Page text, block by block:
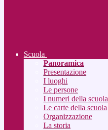
Scuola
Panoramica
Presentazione
I luoghi
Le persone
I numeri della scuola
Le carte della scuola
Organizzazione
La storia